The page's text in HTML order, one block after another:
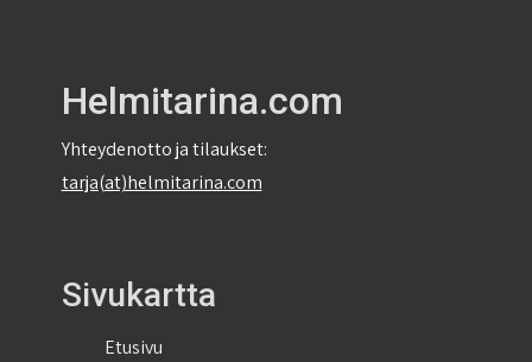
Helmitarina.com
Yhteydenotto ja tilaukset:
tarja(at)helmitarina.com
Sivukartta
Etusivu